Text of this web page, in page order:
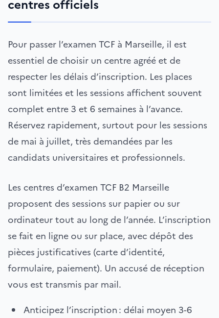
centres officiels
Pour passer l’examen TCF à Marseille, il est
essentiel de choisir un centre agréé et de
respecter les délais d’inscription. Les places
sont limitées et les sessions affichent souvent
complet entre 3 et 6 semaines à l’avance.
Réservez rapidement, surtout pour les sessions
de mai à juillet, très demandées par les
candidats universitaires et professionnels.
Les centres d’examen TCF B2 Marseille
proposent des sessions sur papier ou sur
ordinateur tout au long de l’année. L’inscription
se fait en ligne ou sur place, avec dépôt des
pièces justificatives (carte d’identité,
formulaire, paiement). Un accusé de réception
vous est transmis par mail.
Anticipez l’inscription : délai moyen 3-6